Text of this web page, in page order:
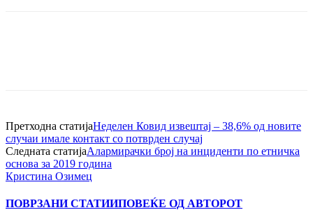
Претходна статијаНеделен Ковид извештај – 38,6% од новите
случаи имале контакт со потврден случај
Следната статијаАлармирачки број на инциденти по етничка
основа за 2019 година
Кристина Озимец
ПОВРЗАНИ СТАТИИПОВЕЌЕ ОД АВТОРОТ